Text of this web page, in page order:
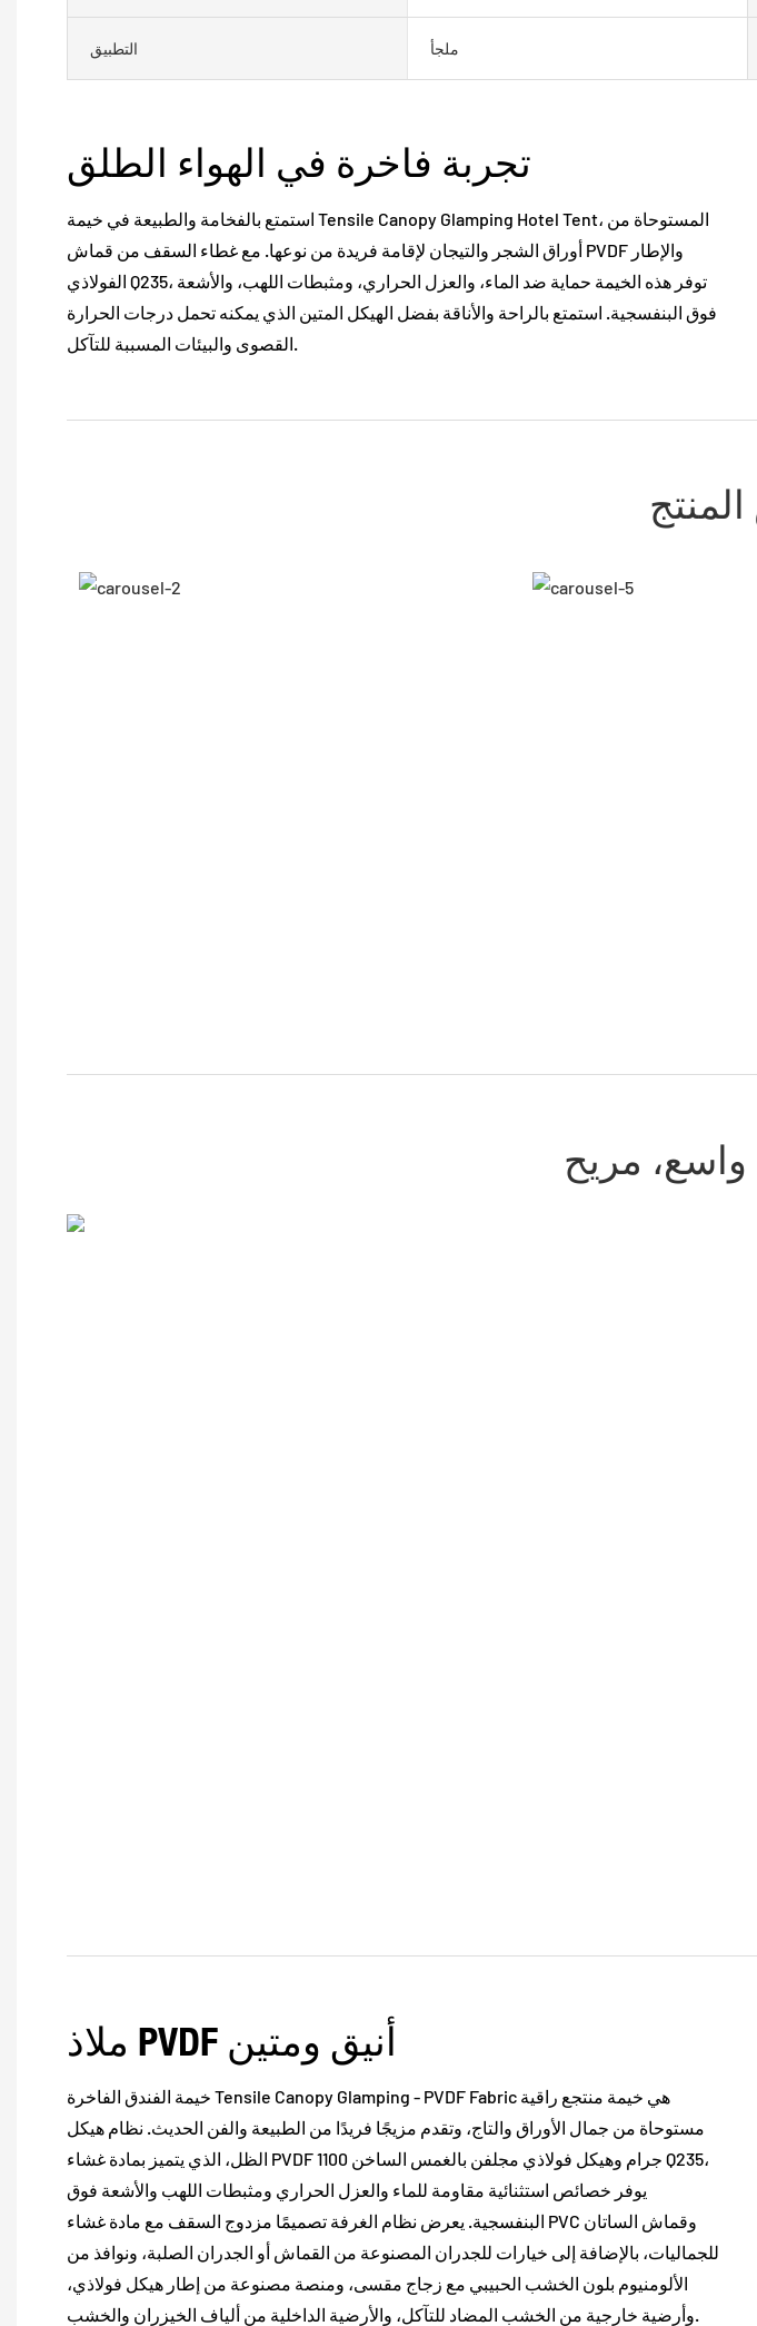
التطبيق ملجأ
استمتع بالفخامة والطبيعة في خيمة Tensile Canopy Glamping Hotel Tent، المستوحاة من
أوراق الشجر والتيجان لإقامة فريدة من نوعها. مع غطاء السقف من قماش PVDF والإطار
الفولاذي Q235، توفر هذه الخيمة حماية ضد الماء، والعزل الحراري، ومثبطات اللهب، والأشعة
فوق البنفسجية. استمتع بالراحة والأناقة بفضل الهيكل المتين الذي يمكنه تحمل درجات الحرارة
واسع، مريح
ملاذ PVDF أنيق ومتين
خيمة الفندق الفاخرة Tensile Canopy Glamping - PVDF Fabric هي خيمة منتجع راقية
مستوحاة من جمال الأوراق والتاج، وتقدم مزيجًا فريدًا من الطبيعة والفن الحديث. نظام هيكل
الظل، الذي يتميز بمادة غشاء PVDF 1100 جرام وهيكل فولاذي مجلفن بالغمس الساخن Q235،
يوفر خصائص استثنائية مقاومة للماء والعزل الحراري ومثبطات اللهب والأشعة فوق
البنفسجية. يعرض نظام الغرفة تصميمًا مزدوج السقف مع مادة غشاء PVC وقماش الساتان
للجماليات، بالإضافة إلى خيارات للجدران المصنوعة من القماش أو الجدران الصلبة، ونوافذ من
الألومنيوم بلون الخشب الحبيبي مع زجاج مقسى، ومنصة مصنوعة من إطار هيكل فولاذي،
وأرضية خارجية من الخشب المضاد للتآكل، والأرضية الداخلية من ألياف الخيزران والخشب.